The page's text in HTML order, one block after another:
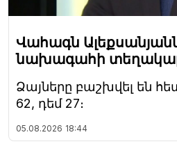
Վահագն
նախագահի
Ձայները բաշխվել են
62, դեմ 27։
05.08.2026 18:44